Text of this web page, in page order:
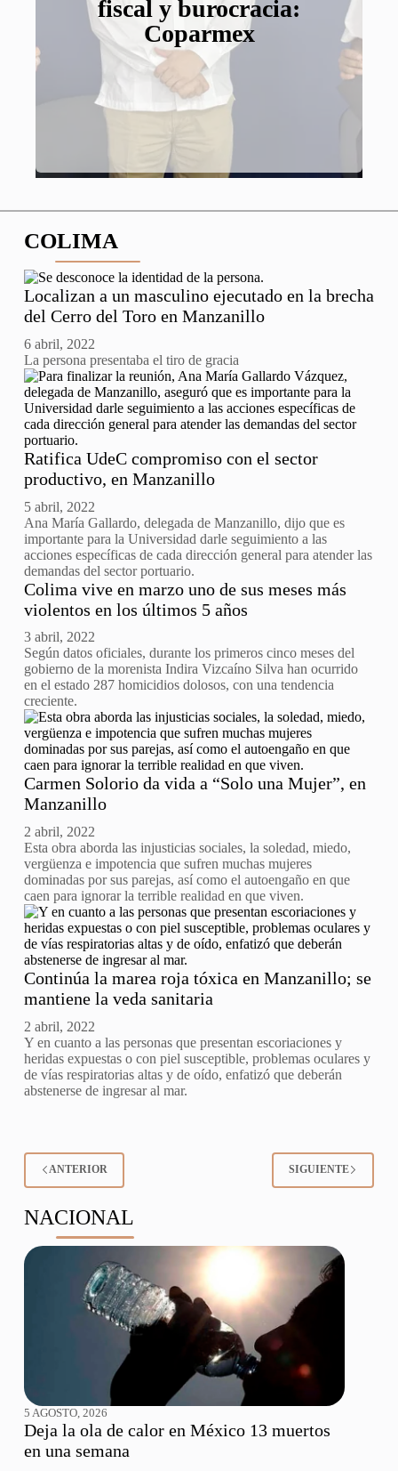
pacientes
fiscal y burocracia:
Coparmex
en Colima
próxima década
Colima, advierten
especialistas
COLIMA
Localizan a un masculino ejecutado en la brecha
del Cerro del Toro en Manzanillo
6 abril, 2022
La persona presentaba el tiro de gracia
Ratifica UdeC compromiso con el sector
productivo, en Manzanillo
5 abril, 2022
Ana María Gallardo, delegada de Manzanillo, dijo que es
importante para la Universidad darle seguimiento a las
acciones específicas de cada dirección general para atender las
demandas del sector portuario.
Colima vive en marzo uno de sus meses más
violentos en los últimos 5 años
3 abril, 2022
Según datos oficiales, durante los primeros cinco meses del
gobierno de la morenista Indira Vizcaíno Silva han ocurrido
en el estado 287 homicidios dolosos, con una tendencia
creciente.
Carmen Solorio da vida a “Solo una Mujer”, en
Manzanillo
2 abril, 2022
Esta obra aborda las injusticias sociales, la soledad, miedo,
vergüenza e impotencia que sufren muchas mujeres
dominadas por sus parejas, así como el autoengaño en que
caen para ignorar la terrible realidad en que viven.
Continúa la marea roja tóxica en Manzanillo; se
mantiene la veda sanitaria
2 abril, 2022
Y en cuanto a las personas que presentan escoriaciones y
heridas expuestas o con piel susceptible, problemas oculares y
de vías respiratorias altas y de oído, enfatizó que deberán
abstenerse de ingresar al mar.
ANTERIOR SIGUIENTE
NACIONAL
5 AGOSTO, 2026
Deja la ola de calor en México 13 muertos
en una semana